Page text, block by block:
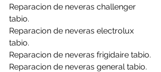
Reparacion de neveras challenger
tabio.
Reparacion de neveras electrolux
tabio.
Reparacion de neveras frigidaire tabio.
Reparacion de neveras general tabio.